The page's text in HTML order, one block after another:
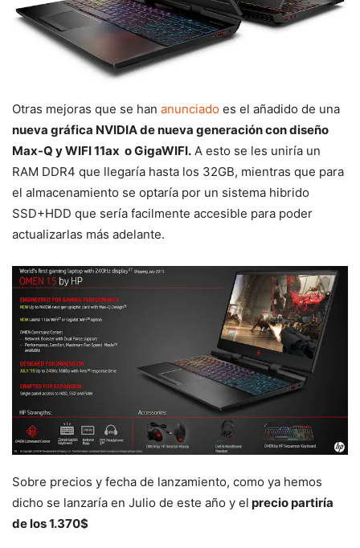
Otras mejoras que se han anunciado es el añadido de una
nueva gráfica NVIDIA de nueva generación con diseño
Max-Q y WIFI 11ax o GigaWIFI. A esto se les uniría un
RAM DDR4 que llegaría hasta los 32GB, mientras que para
el almacenamiento se optaría por un sistema hibrido
SSD+HDD que sería facilmente accesible para poder
actualizarlas más adelante.
Sobre precios y fecha de lanzamiento, como ya hemos
dicho se lanzaría en Julio de este año y el precio partiría
de los 1.370$